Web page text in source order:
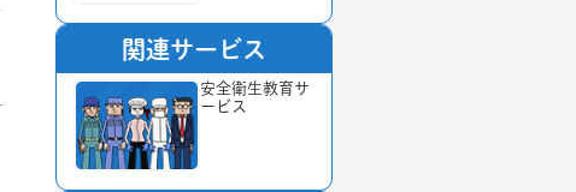
関連サービス
安全衛生教育サ
ービス